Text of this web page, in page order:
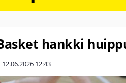
hankki
12.06.2026 12:43